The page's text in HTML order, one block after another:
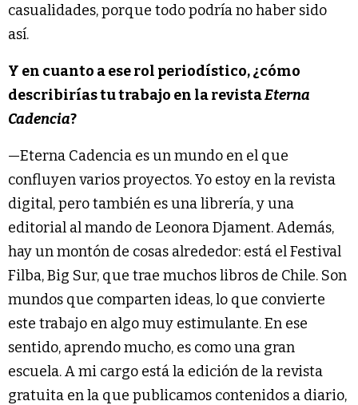
casualidades, porque todo podría no haber sido
así.
Y en cuanto a ese rol periodístico, ¿cómo
describirías tu trabajo en la revistaEterna
Cadencia?
—Eterna Cadencia es un mundo en el que
confluyen varios proyectos. Yo estoy en la revista
digital, pero también es una librería, y una
editorial al mando de Leonora Djament. Además,
hay un montón de cosas alrededor: está el Festival
Filba, Big Sur, que trae muchos libros de Chile. Son
mundos que comparten ideas, lo que convierte
este trabajo en algo muy estimulante. En ese
sentido, aprendo mucho, es como una gran
escuela. A mi cargo está la edición de la revista
gratuita en la que publicamos contenidos a diario,